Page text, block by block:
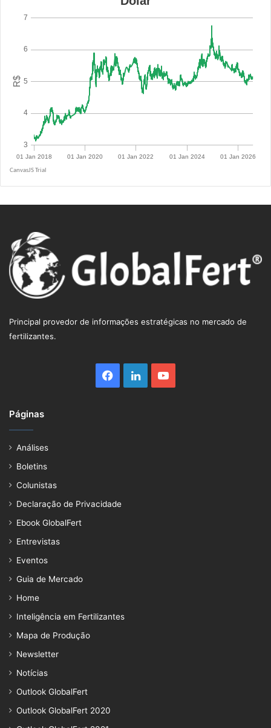
Principal provedor de informações estratégicas no mercado de
fertilizantes.
Facebook
LinkedinYouTube
Páginas
Análises
Boletins
Colunistas
Declaração de Privacidade
Ebook GlobalFert
Entrevistas
Eventos
Guia de Mercado
Home
Inteligência em Fertilizantes
Mapa de Produção
Newsletter
Notícias
Outlook GlobalFert
Outlook GlobalFert 2020